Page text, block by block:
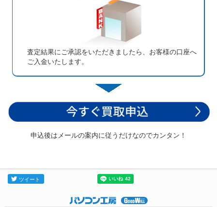
査定結果にご承認をいただきましたら、お客様の口座へ
ご入金いたします。
申込後はメールの案内に従うだけなのでカンタン！